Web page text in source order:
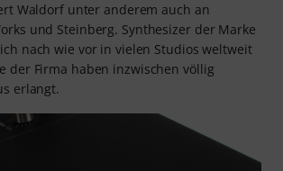
Waldorf unter anderem auch an
und Steinberg. Synthesizer der Marke
nach wie vor in vielen Studios weltweit
der Firma haben inzwischen völlig
erlangt.